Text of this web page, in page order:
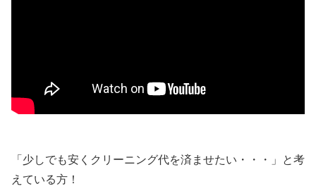
「少しでも安くクリーニング代を済ませたい・・・」と考
えている方！